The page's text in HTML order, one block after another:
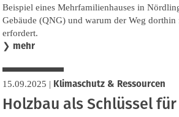
Beispiel eines Mehrfamilienhauses in
Gebäude (QNG) und warum der Weg
erfordert.
❯ mehr
15.09.2025 | Klimaschutz & Ressourcen
Holzbau als Schlüssel